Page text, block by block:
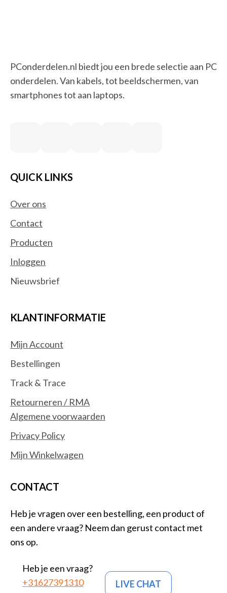
PConderdelen.nl biedt jou een brede selectie aan PC
onderdelen. Van kabels, tot beeldschermen, van
smartphones tot aan laptops.
QUICK LINKS
Over ons
Contact
Producten
Inloggen
Nieuwsbrief
KLANTINFORMATIE
Mijn Account
Bestellingen
Track & Trace
Retourneren / RMA
Algemene voorwaarden
Privacy Policy
Mijn Winkelwagen
CONTACT
Heb je vragen over een bestelling, een product of
een andere vraag? Neem dan gerust contact met
ons op.
Heb je een vraag?
+31627391310
LIVE CHAT